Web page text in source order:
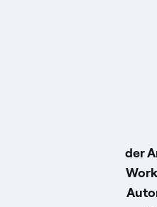
der